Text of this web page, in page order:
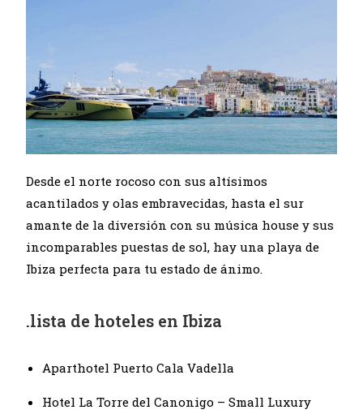
Desde el norte rocoso con sus altísimos
acantilados y olas embravecidas, hasta el sur
amante de la diversión con su música house y sus
incomparables puestas de sol, hay una playa de
Ibiza perfecta para tu estado de ánimo.
.lista de hoteles en Ibiza
Aparthotel Puerto Cala Vadella
Hotel La Torre del Canonigo – Small Luxury